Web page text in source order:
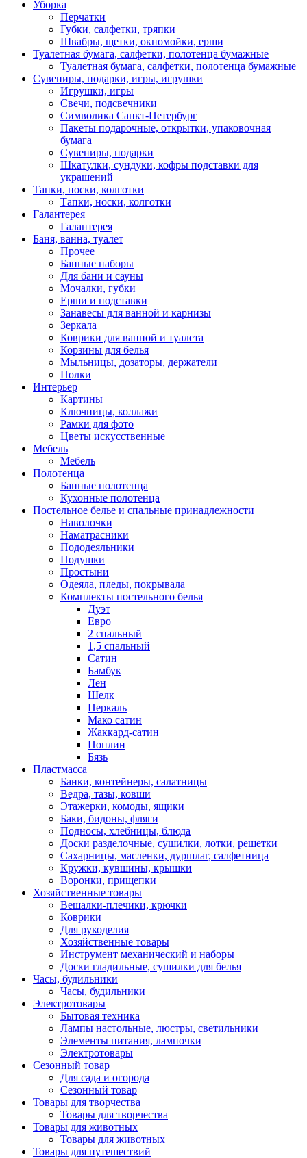
Уборка
Перчатки
Губки, салфетки, тряпки
Швабры, щетки, окномойки, ерши
Туалетная бумага, салфетки, полотенца бумажные
Туалетная бумага, салфетки, полотенца бумажные
Сувениры, подарки, игры, игрушки
Игрушки, игры
Свечи, подсвечники
Символика Санкт-Петербург
Пакеты подарочные, открытки, упаковочная
бумага
Сувениры, подарки
Шкатулки, сундуки, кофры подставки для
украшений
Тапки, носки, колготки
Тапки, носки, колготки
Галантерея
Галантерея
Баня, ванна, туалет
Прочее
Банные наборы
Для бани и сауны
Мочалки, губки
Ерши и подставки
Занавесы для ванной и карнизы
Зеркала
Коврики для ванной и туалета
Корзины для белья
Мыльницы, дозаторы, держатели
Полки
Интерьер
Картины
Ключницы, коллажи
Рамки для фото
Цветы искусственные
Мебель
Мебель
Полотенца
Банные полотенца
Кухонные полотенца
Постельное белье и спальные принадлежности
Наволочки
Наматрасники
Пододеяльники
Подушки
Простыни
Одеяла, пледы, покрывала
Комплекты постельного белья
Дуэт
Евро
2 спальный
1,5 спальный
Сатин
Бамбук
Лен
Шелк
Перкаль
Мако сатин
Жаккард-сатин
Поплин
Бязь
Пластмасса
Банки, контейнеры, салатницы
Ведра, тазы, ковши
Этажерки, комоды, ящики
Баки, бидоны, фляги
Подносы, хлебницы, блюда
Доски разделочные, сушилки, лотки, решетки
Сахарницы, масленки, дуршлаг, салфетница
Кружки, кувшины, крышки
Воронки, прищепки
Хозяйственные товары
Вешалки-плечики, крючки
Коврики
Для рукоделия
Хозяйственные товары
Инструмент механический и наборы
Доски гладильные, сушилки для белья
Часы, будильники
Часы, будильники
Электротовары
Бытовая техника
Лампы настольные, люстры, светильники
Элементы питания, лампочки
Электротовары
Сезонный товар
Для сада и огорода
Сезонный товар
Товары для творчества
Товары для творчества
Товары для животных
Товары для животных
Товары для путешествий